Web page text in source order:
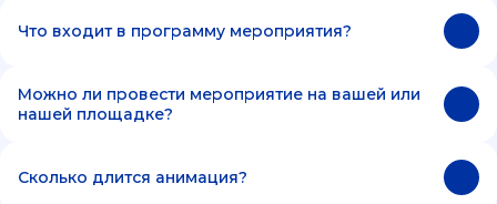
Что входит в программу мероприятия?
Можно ли провести мероприятие на вашей или
нашей площадке?
Сколько длится анимация?